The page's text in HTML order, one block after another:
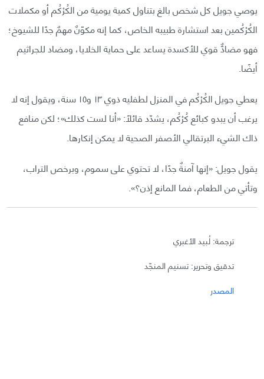
يوصي جويل كل شخص بالغ بتناول كمية يومية من الكُرْكُم أو مكملات
الكُرْكُمين بعد استشارة طبيبه الخاص، كما إنه مكوّنٌ مهمٌ جدًا للشيوخ؛
فهو مضادٌّ قوي للأكسدة يساعد على حماية الخلايا، ومضاد للجراثيم
أيضًا.
يعطي جويل الكُرْكُم في المنزل لطفليه ذوي ١٣ و١٥ سنة، ويقول إنه لا
يرغب أن يبدو كبائع كُرْكُم، يشدّد قائلًا: «أنا لست كذلك»؛ لكن منافع
ذاك الشيء البرتقالي الأصفر الصحية لا يمكن إنكارها.
يقول جويل: «إنها آمنةٌ جدًا، لا تحتوي على سموم، وبرخص التراب،
وتأتي من الطعام، فما المانع إذن؟».
ترجمة: لُبيد الأغبري
تدقيق وتحرير: تسنيم المنجّد
المصدر